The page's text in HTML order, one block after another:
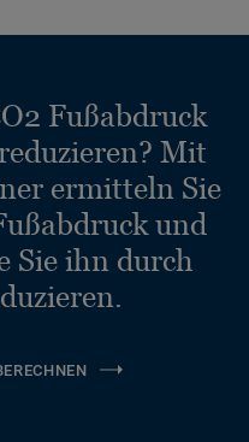
Fußabdruck
Mit
ermitteln Sie
und
Sie ihn durch